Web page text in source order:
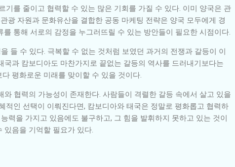
를 줄이고 협력할 수 있는 많은 기회를 가질 수 있다. 이미 양국은 관
광 자원과 문화유산을 결합한 공동 마케팅 전략은 양국 모두에게 경
통해 서로의 감정을 누그러뜨릴 수 있는 방안들이 필요한 시점이다.
들 수 있다. 극복할 수 없는 것처럼 보였던 과거의 전쟁과 갈등이 이
과 캄보디아도 마찬가지로 끝없는 갈등의 역사를 드러내기보다는
평화로운 미래를 맞이할 수 있을 것이다.
협력의 가능성이 존재한다. 사람들이 격렬한 갈등 속에서 살고 있을
인 선택이 이뤄진다면, 캄보디아와 태국은 정말로 평화롭고 협력하
력을 가지고 있음에도 불구하고, 그 힘을 발휘하지 못하고 있는 것이
음을 기억할 필요가 있다.